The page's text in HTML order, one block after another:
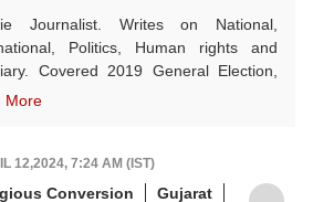
Journalist. Writes on National,
Politics, Human rights and
Covered 2019 General Election,
Court Ayodhya judgement, 2021 Five
More
12,2024, 7:24 AM (IST)
Conversion
Gujarat